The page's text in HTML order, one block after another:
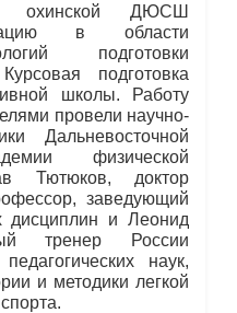
охинской ДЮСШ
в области
подготовки
подготовка
школы. Работу
провели научно-
Дальневосточной
физической
Тютюков, доктор
заведующий
дисциплин и Леонид
тренер России
наук,
и методики легкой